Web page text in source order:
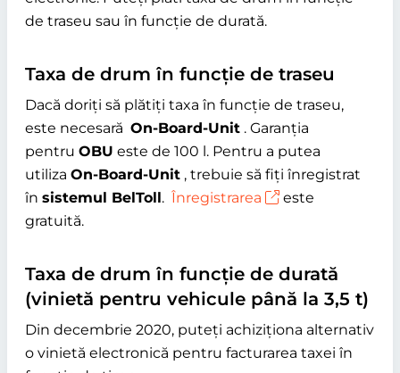
de traseu sau în funcție de durată.
Taxa de drum în funcție de traseu
Dacă doriți să plătiți taxa în funcție de traseu,
este necesară On-Board-Unit . Garanția
pentru OBU este de 100 l. Pentru a putea
utiliza On-Board-Unit , trebuie să fiți înregistrat
în sistemul BelToll. Înregistrarea
este
gratuită.
Taxa de drum în funcție de durată
(vinietă pentru vehicule până la 3,5 t)
Din decembrie 2020, puteți achiziționa alternativ
o vinietă electronică pentru facturarea taxei în